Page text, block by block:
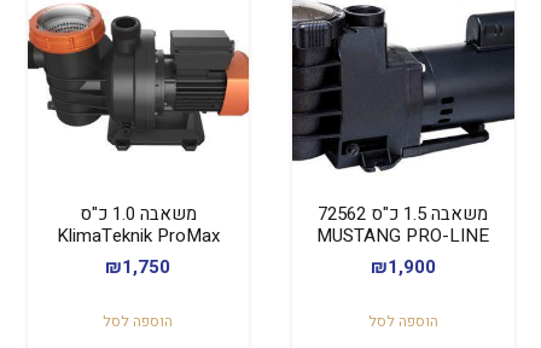
משאבה 1.5 כ"ס 72562
MUSTANG PRO-LINE
₪1,900
הוספה לסל
משאבה 1.0 כ"ס
KlimaTeknik ProMax
₪1,750
הוספה לסל